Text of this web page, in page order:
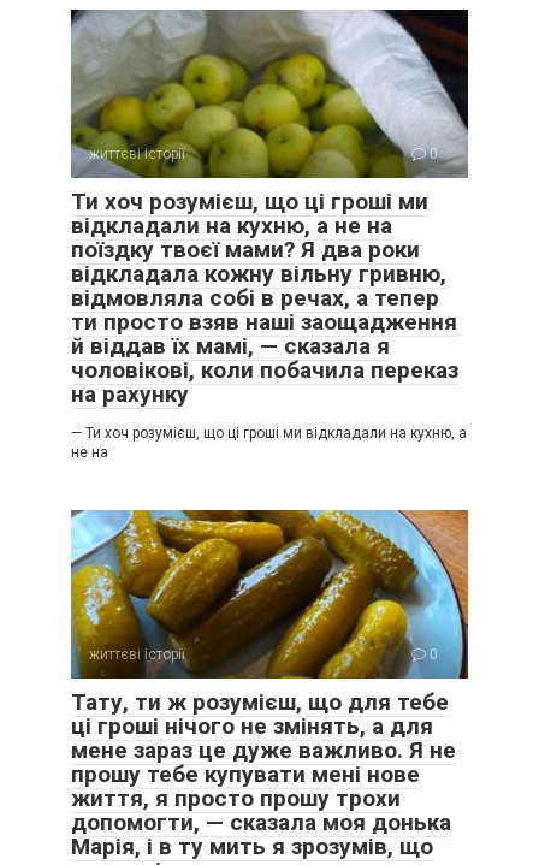
життєві історії 0
Ти хоч розумієш, що ці гроші ми
відкладали на кухню, а не на
поїздку твоєї мами? Я два роки
відкладала кожну вільну гривню,
відмовляла собі в речах, а тепер
ти просто взяв наші заощадження
й віддав їх мамі, — сказала я
чоловікові, коли побачила переказ
на рахунку
— Ти хоч розумієш, що ці гроші ми відкладали на кухню, а
не на
життєві історії 0
Тату, ти ж розумієш, що для тебе
ці гроші нічого не змінять, а для
мене зараз це дуже важливо. Я не
прошу тебе купувати мені нове
життя, я просто прошу трохи
допомогти, — сказала моя донька
Марія, і в ту мить я зрозумів, що